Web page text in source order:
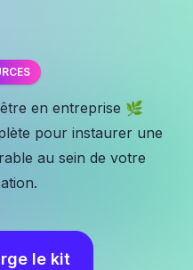
en entreprise 🌿
pour instaurer une
au sein de votre
le kit